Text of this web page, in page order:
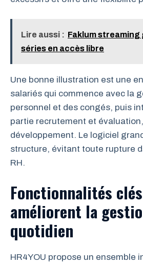
Lire aussi : Faklum
séries en accès libre
Une bonne illustration est une
salariés qui commence avec la
personnel et des congés, puis
partie recrutement et
développement. Le logiciel
structure, évitant toute rupture
RH.
Fonctionnalités
améliorent la
quotidien
HR4YOU propose un ensemble